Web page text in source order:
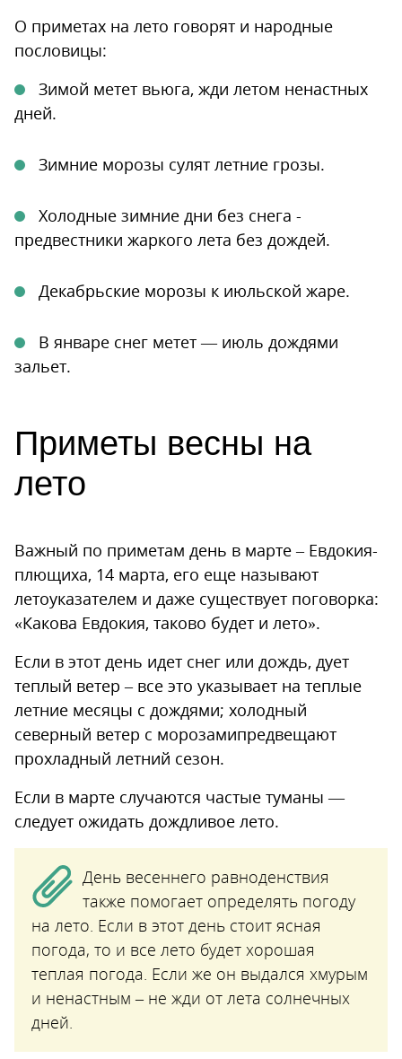
О приметах на лето говорят и народные
пословицы:
Зимой метет вьюга, жди летом ненастных
дней.
Зимние морозы сулят летние грозы.
Холодные зимние дни без снега -
предвестники жаркого лета без дождей.
Декабрьские морозы к июльской жаре.
В январе снег метет — июль дождями
зальет.
Приметы весны на
лето
Важный по приметам день в марте – Евдокия-
плющиха, 14 марта, его еще называют
летоуказателем и даже существует поговорка:
«Какова Евдокия, таково будет и лето».
Если в этот день идет снег или дождь, дует
теплый ветер – все это указывает на теплые
летние месяцы с дождями; холодный
северный ветер с морозамипредвещают
прохладный летний сезон.
Если в марте случаются частые туманы —
следует ожидать дождливое лето.
День весеннего равноденствия
также помогает определять погоду
на лето. Если в этот день стоит ясная
погода, то и все лето будет хорошая
теплая погода. Если же он выдался хмурым
и ненастным – не жди от лета солнечных
дней.